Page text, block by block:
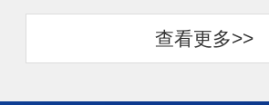
查看更多>>